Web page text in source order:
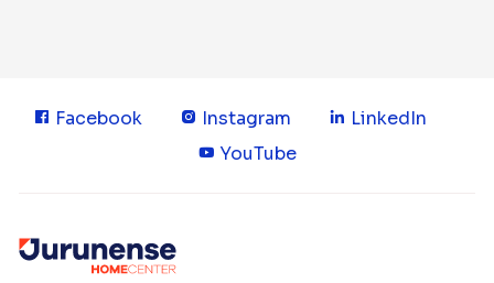
Facebook Instagram
LinkedIn
YouTube